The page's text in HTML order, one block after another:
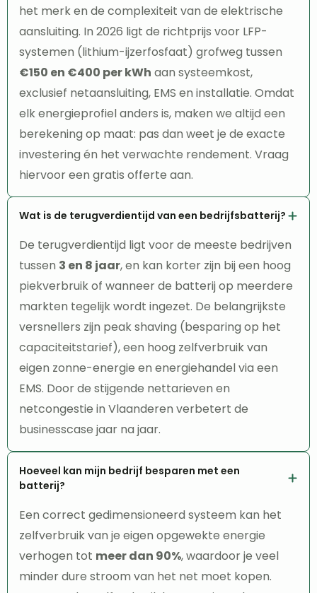
het merk en de complexiteit van de elektrische
aansluiting. In 2026 ligt de richtprijs voor LFP-
systemen (lithium-ijzerfosfaat) grofweg tussen
€150 en €400 per kWh aan systeemkost,
exclusief netaansluiting, EMS en installatie. Omdat
elk energieprofiel anders is, maken we altijd een
berekening op maat: pas dan weet je de exacte
investering én het verwachte rendement. Vraag
hiervoor een gratis offerte aan.
Wat is de terugverdientijd van een bedrijfsbatterij?
De terugverdientijd ligt voor de meeste bedrijven
tussen 3 en 8 jaar, en kan korter zijn bij een hoog
piekverbruik of wanneer de batterij op meerdere
markten tegelijk wordt ingezet. De belangrijkste
versnellers zijn peak shaving (besparing op het
capaciteitstarief), een hoog zelfverbruik van
eigen zonne-energie en energiehandel via een
EMS. Door de stijgende nettarieven en
netcongestie in Vlaanderen verbetert de
businesscase jaar na jaar.
Hoeveel kan mijn bedrijf besparen met een
batterij?
Een correct gedimensioneerd systeem kan het
zelfverbruik van je eigen opgewekte energie
verhogen tot meer dan 90%, waardoor je veel
minder dure stroom van het net moet kopen.